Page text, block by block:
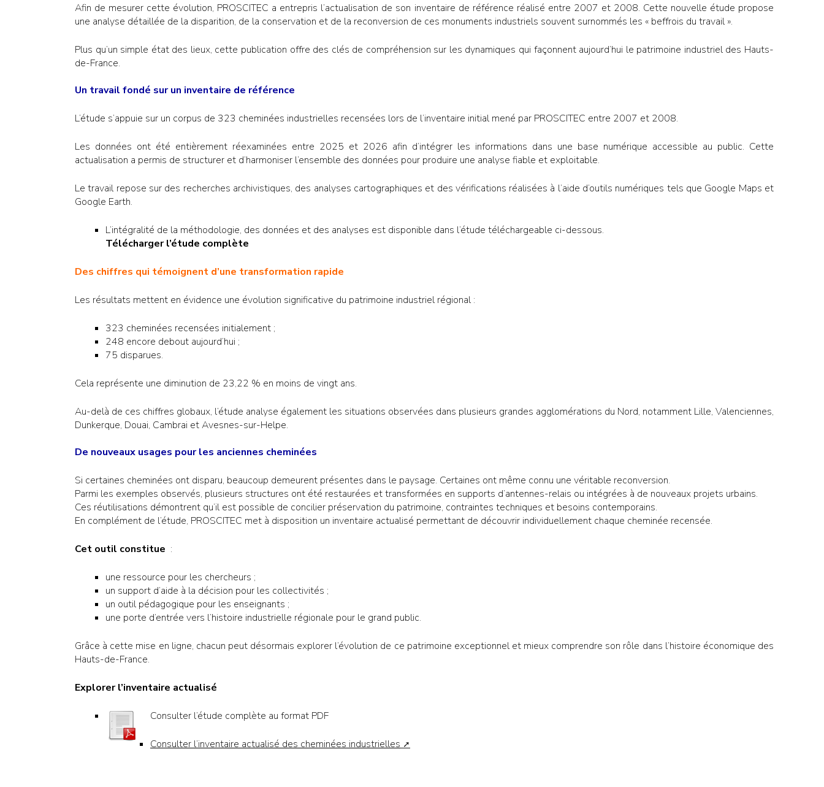
Afin de mesurer cette évolution, PROSCITEC a entrepris l’actualisation de son inventaire de référence réalisé entre 2007 et 2008. Cette nouvelle étude propose
une analyse détaillée de la disparition, de la conservation et de la reconversion de ces monuments industriels souvent surnommés les « beffrois du travail ».
Plus qu’un simple état des lieux, cette publication offre des clés de compréhension sur les dynamiques qui façonnent aujourd’hui le patrimoine industriel des Hauts-
de-France.
Un travail fondé sur un inventaire de référence
L’étude s’appuie sur un corpus de 323 cheminées industrielles recensées lors de l’inventaire initial mené par PROSCITEC entre 2007 et 2008.
Les données ont été entièrement réexaminées entre 2025 et 2026 afin d’intégrer les informations dans une base numérique accessible au public. Cette
actualisation a permis de structurer et d’harmoniser l’ensemble des données pour produire une analyse fiable et exploitable.
Le travail repose sur des recherches archivistiques, des analyses cartographiques et des vérifications réalisées à l’aide d’outils numériques tels que Google Maps et
Google Earth.
L’intégralité de la méthodologie, des données et des analyses est disponible dans l’étude téléchargeable ci-dessous.
Télécharger l’étude complète
Des chiffres qui témoignent d’une transformation rapide
Les résultats mettent en évidence une évolution significative du patrimoine industriel régional :
323 cheminées recensées initialement ;
248 encore debout aujourd’hui ;
75 disparues.
Cela représente une diminution de 23,22 % en moins de vingt ans.
Au-delà de ces chiffres globaux, l’étude analyse également les situations observées dans plusieurs grandes agglomérations du Nord, notamment Lille, Valenciennes,
Dunkerque, Douai, Cambrai et Avesnes-sur-Helpe.
De nouveaux usages pour les anciennes cheminées
Si certaines cheminées ont disparu, beaucoup demeurent présentes dans le paysage. Certaines ont même connu une véritable reconversion.
Parmi les exemples observés, plusieurs structures ont été restaurées et transformées en supports d’antennes-relais ou intégrées à de nouveaux projets urbains.
Ces réutilisations démontrent qu’il est possible de concilier préservation du patrimoine, contraintes techniques et besoins contemporains.
En complément de l’étude, PROSCITEC met à disposition un inventaire actualisé permettant de découvrir individuellement chaque cheminée recensée.
Cet outil constitue :
une ressource pour les chercheurs ;
un support d’aide à la décision pour les collectivités ;
un outil pédagogique pour les enseignants ;
une porte d’entrée vers l’histoire industrielle régionale pour le grand public.
Grâce à cette mise en ligne, chacun peut désormais explorer l’évolution de ce patrimoine exceptionnel et mieux comprendre son rôle dans l’histoire économique des
Hauts-de-France.
Explorer l’inventaire actualisé
Consulter l’étude complète au format PDF
Consulter l’inventaire actualisé des cheminées industrielles